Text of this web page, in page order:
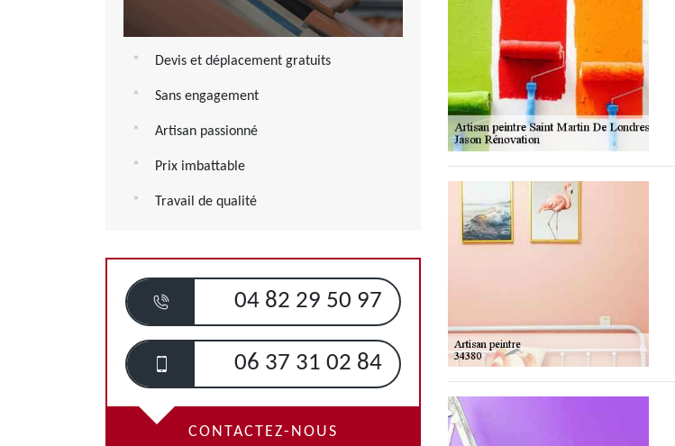
Devis et déplacement gratuits
Sans engagement
Artisan passionné
Prix imbattable
Travail de qualité
04 82 29 50 97
06 37 31 02 84
CONTACTEZ-NOUS